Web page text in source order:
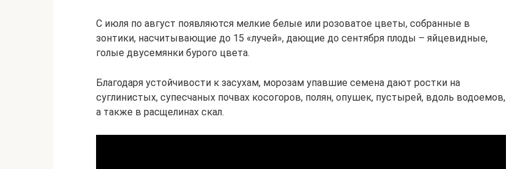
С июля по август появляются мелкие белые или розоватое цветы, собранные в
зонтики, насчитывающие до 15 «лучей», дающие до сентября плоды – яйцевидные,
голые двусемянки бурого цвета.
Благодаря устойчивости к засухам, морозам упавшие семена дают ростки на
суглинистых, супесчаных почвах косогоров, полян, опушек, пустырей, вдоль водоемов,
а также в расщелинах скал.